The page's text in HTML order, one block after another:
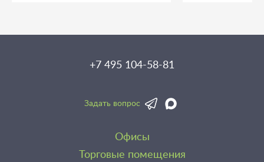
+7 495 104-58-81
Задать вопрос
Офисы
Торговые помещения